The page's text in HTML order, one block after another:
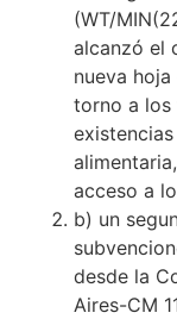
(WT/
alcanzó el
nueva
torno a los
acceso a
b) un
desde la
Aires-CM